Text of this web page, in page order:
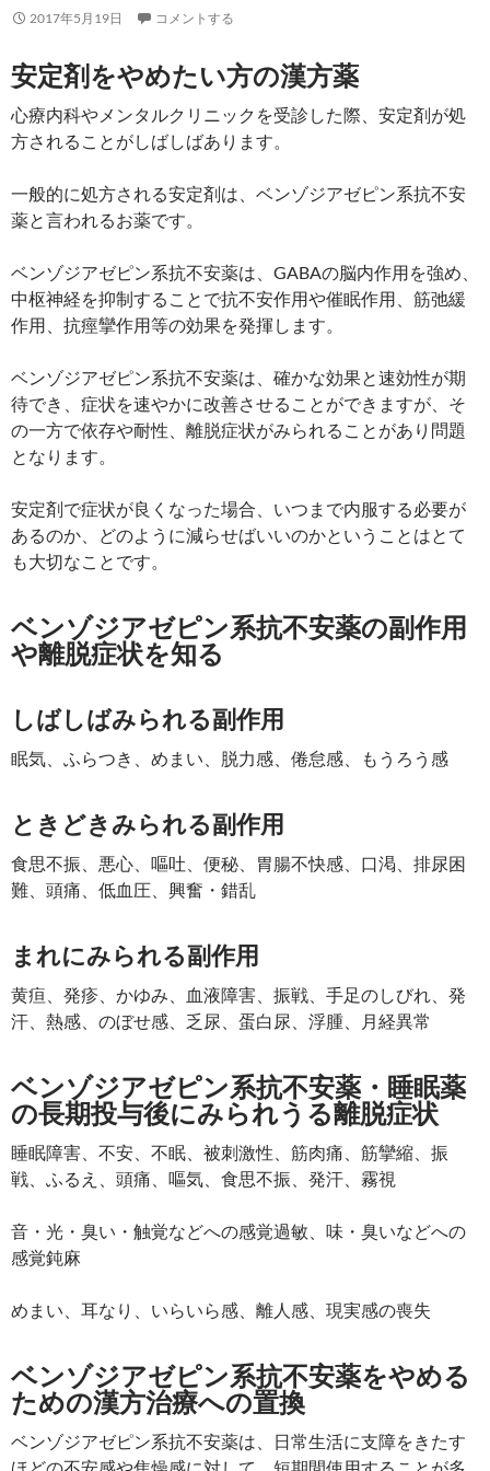
2017年5月19日 コメントする
安定剤をやめたい方の漢方薬
心療内科やメンタルクリニックを受診した際、安定剤が処
方されることがしばしばあります。
一般的に処方される安定剤は、ベンゾジアゼピン系抗不安
薬と言われるお薬です。
ベンゾジアゼピン系抗不安薬は、GABAの脳内作用を強め、
中枢神経を抑制することで抗不安作用や催眠作用、筋弛緩
作用、抗痙攣作用等の効果を発揮します。
ベンゾジアゼピン系抗不安薬は、確かな効果と速効性が期
待でき、症状を速やかに改善させることができますが、そ
の一方で依存や耐性、離脱症状がみられることがあり問題
となります。
安定剤で症状が良くなった場合、いつまで内服する必要が
あるのか、どのように減らせばいいのかということはとて
も大切なことです。
ベンゾジアゼピン系抗不安薬の副作用
や離脱症状を知る
しばしばみられる副作用
眠気、ふらつき、めまい、脱力感、倦怠感、もうろう感
ときどきみられる副作用
食思不振、悪心、嘔吐、便秘、胃腸不快感、口渇、排尿困
難、頭痛、低血圧、興奮・錯乱
まれにみられる副作用
黄疸、発疹、かゆみ、血液障害、振戦、手足のしびれ、発
汗、熱感、のぼせ感、乏尿、蛋白尿、浮腫、月経異常
ベンゾジアゼピン系抗不安薬・睡眠薬
の長期投与後にみられうる離脱症状
睡眠障害、不安、不眠、被刺激性、筋肉痛、筋攣縮、振
戦、ふるえ、頭痛、嘔気、食思不振、発汗、霧視
音・光・臭い・触覚などへの感覚過敏、味・臭いなどへの
感覚鈍麻
めまい、耳なり、いらいら感、離人感、現実感の喪失
ベンゾジアゼピン系抗不安薬をやめる
ための漢方治療への置換
ベンゾジアゼピン系抗不安薬は、日常生活に支障をきたす